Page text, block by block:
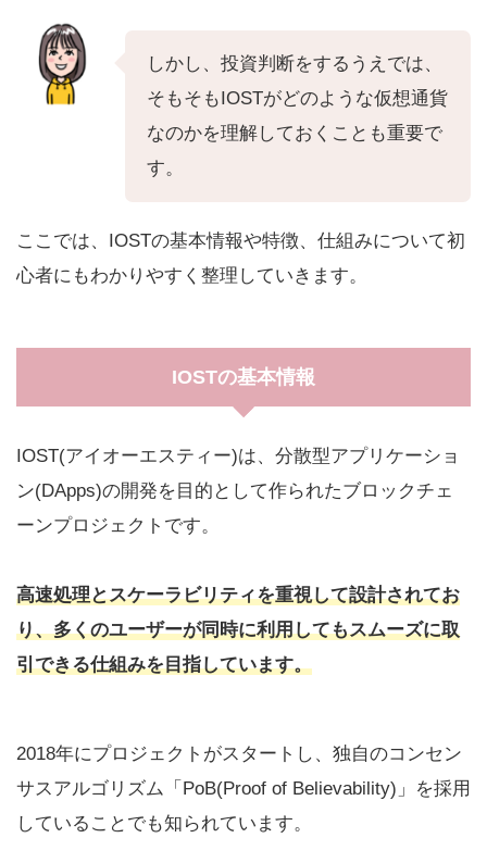
しかし、投資判断をするうえでは、
そもそもIOSTがどのような仮想通貨
なのかを理解しておくことも重要で
す。
ここでは、IOSTの基本情報や特徴、仕組みについて初
心者にもわかりやすく整理していきます。
IOSTの基本情報
IOST(アイオーエスティー)は、分散型アプリケーショ
ン(DApps)の開発を目的として作られたブロックチェ
ーンプロジェクトです。
高速処理とスケーラビリティを重視して設計されてお
り、多くのユーザーが同時に利用してもスムーズに取
引できる仕組みを目指しています。
2018年にプロジェクトがスタートし、独自のコンセン
サスアルゴリズム「PoB(Proof of Believability)」を採用
していることでも知られています。